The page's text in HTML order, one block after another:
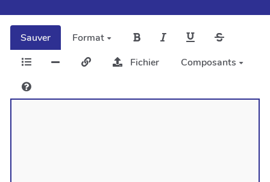
Sauver
Format
Fichier
Composants